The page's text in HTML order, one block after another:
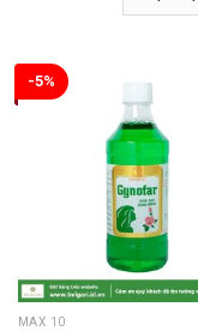
-5%
MAX 10